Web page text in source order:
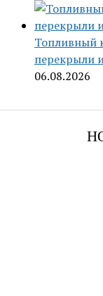
Топливный
перекрыли
06.08.2026